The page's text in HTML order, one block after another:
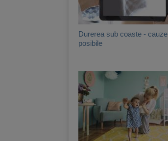
Durerea sub coaste - cauze
posibile